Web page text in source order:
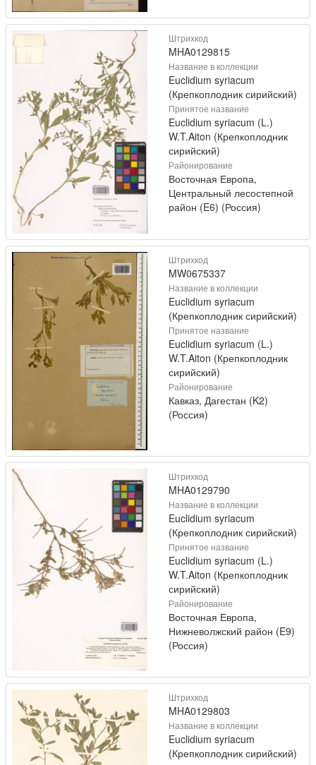
Штрихкод
MHA0129815
Название в коллекции
Euclidium syriacum
(Крепкоплодник сирийский)
Принятое название
Euclidium syriacum (L.)
W.T.Aiton (Крепкоплодник
сирийский)
Районирование
Восточная Европа,
Центральный лесостепной
район (E6) (Россия)
Штрихкод
MW0675337
Название в коллекции
Euclidium syriacum
(Крепкоплодник сирийский)
Принятое название
Euclidium syriacum (L.)
W.T.Aiton (Крепкоплодник
сирийский)
Районирование
Кавказ, Дагестан (K2)
(Россия)
Штрихкод
MHA0129790
Название в коллекции
Euclidium syriacum
(Крепкоплодник сирийский)
Принятое название
Euclidium syriacum (L.)
W.T.Aiton (Крепкоплодник
сирийский)
Районирование
Восточная Европа,
Нижневолжский район (E9)
(Россия)
Штрихкод
MHA0129803
Название в коллекции
Euclidium syriacum
(Крепкоплодник сирийский)